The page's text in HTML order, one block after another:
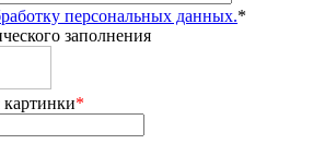
персональных данных.*
заполнения
*